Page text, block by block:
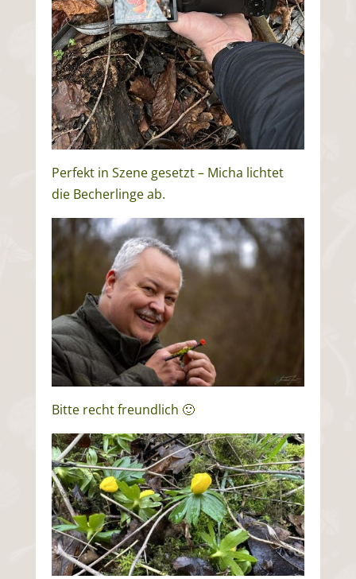
Perfekt in Szene gesetzt – Micha lichtet
die Becherlinge ab.
Bitte recht freundlich 🙂